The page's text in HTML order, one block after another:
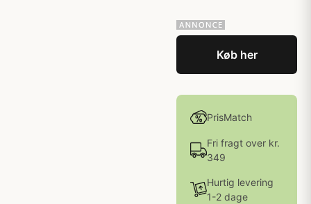
Køb her
PrisMatch
Fri fragt over kr.
349
Hurtig levering
1-2 dage